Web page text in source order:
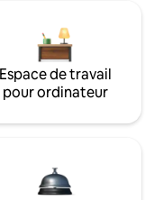
Espace de travail
pour ordinateur